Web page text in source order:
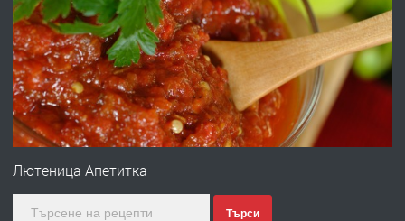
ПРЕДЛАГА Давам гараж под наем
преди 4 дни
ПРЕДЛАГА
№4120 Магазин/Офис под наем в кв.
градската градина!
Лютеница Апетитка
Търси